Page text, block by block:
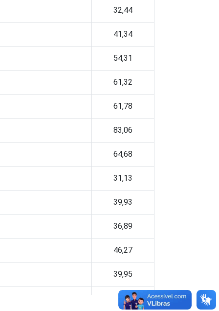
32,44
41,34
54,31
61,32
61,78
83,06
64,68
31,13
39,93
36,89
46,27
39,95
34,17